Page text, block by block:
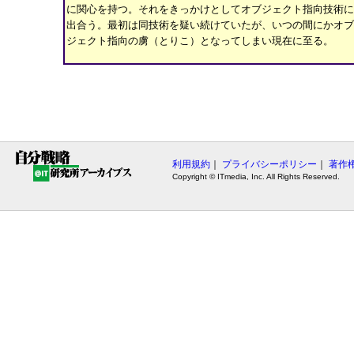
に関心を持つ。それをきっかけとしてオブジェクト指向技術に
出合う。最初は同技術を疑い続けていたが、いつの間にかオブ
ジェクト指向の虜（とりこ）となってしまい現在に至る。
利用規約 プライバシーポリシー 著作
Copyright © ITmedia, Inc. All Rights Reserved.